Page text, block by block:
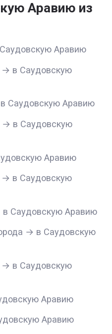
Аравию из
Аравию
→ в Саудовскую
Саудовскую Аравию
→ в Саудовскую
Аравию
→ в Саудовскую
Саудовскую Аравию
→ в Саудовскую
→ в Саудовскую
Аравию
Аравию